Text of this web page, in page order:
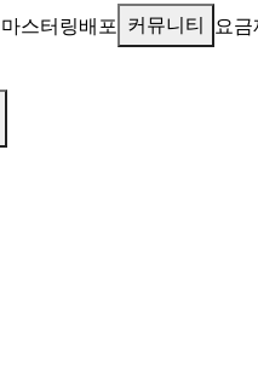
마스터링배포 커뮤니티 요금